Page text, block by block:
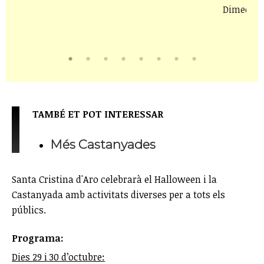
TAMBÉ ET POT INTERESSAR
Més Castanyades
Santa Cristina d'Aro celebrarà el Halloween i la
Castanyada amb activitats diverses per a tots els
públics.
Programa:
Dies 29 i 30 d’octubre: